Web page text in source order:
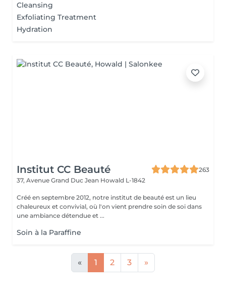
Cleansing
Exfoliating Treatment
Hydration
Institut CC Beauté
263
37, Avenue Grand Duc Jean Howald L-1842
Créé en septembre 2012, notre institut de beauté est un lieu
chaleureux et convivial, où l'on vient prendre soin de soi dans
une ambiance détendue et ...
Soin à la Paraffine
« 1 2 3 »